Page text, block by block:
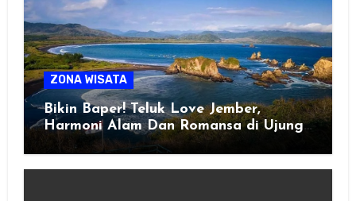
ZONA WISATA
Bikin Baper! Teluk Love Jember,
Harmoni Alam Dan Romansa di Ujung
Selatan Jawa